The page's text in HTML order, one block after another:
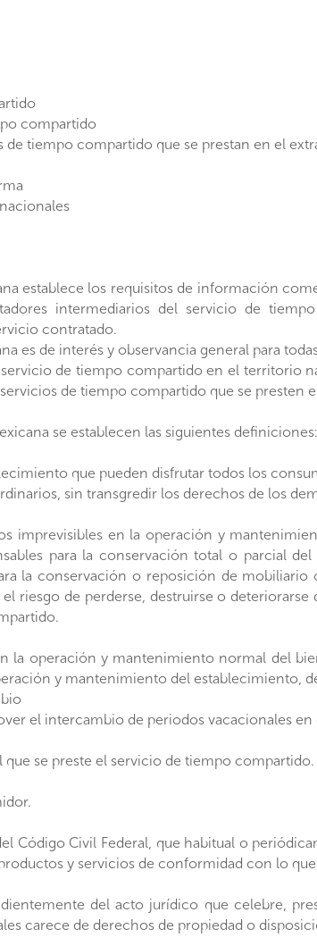
compartido
tiempo compartido que se prestan en el
establece los requisitos de información
intermediarios del servicio de
contratado.
es de interés y observancia general para
de tiempo compartido en el territorio
de tiempo compartido que se presten
se establecen las siguientes definiciones:
que pueden disfrutar todos los
sin transgredir los derechos de los
imprevisibles en la operación y
para la conservación total o parcial
la conservación o reposición de
riesgo de perderse, destruirse o
la operación y mantenimiento normal del
y mantenimiento del establecimiento,
el intercambio de periodos vacacionales
se preste el servicio de tiempo compartido.
Código Civil Federal, que habitual o
y servicios de conformidad con lo
del acto jurídico que celebre,
carece de derechos de propiedad o